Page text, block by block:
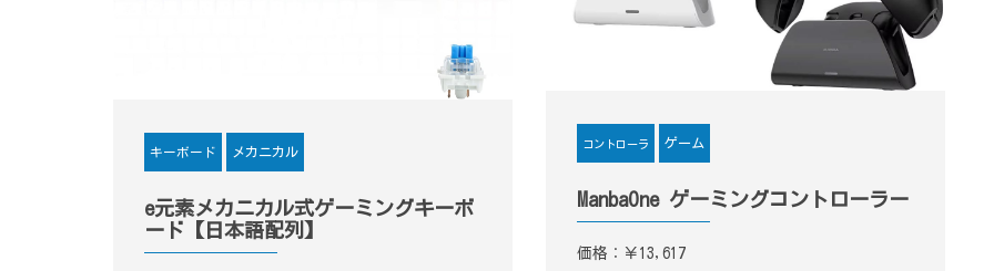
キーボード メカニカル
e元素メカニカル式ゲーミングキーボ
ード【日本語配列】
コントローラ ゲーム
ManbaOne ゲーミングコントローラー
価格：￥13,617